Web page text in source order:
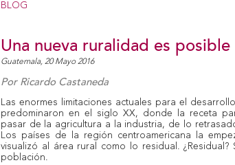
BLOG
Una nueva ruralidad es posible
Guatemala, 20 Mayo 2016
Por Ricardo Castaneda
Las enormes limitaciones actuales para el
predominaron en el siglo XX, donde la receta
pasar de la agricultura a la industria, de lo
Los países de la región centroamericana la
visualizó al área rural como lo residual.
población.